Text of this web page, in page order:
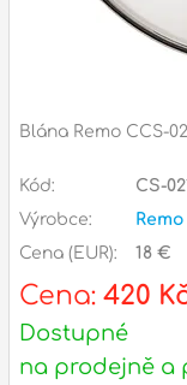
Blána Remo CCS-
Kód:
CS-
Výrobce:
Remo
Cena (EUR):
18 €
Cena: 420
Dostupné
na prodejně a